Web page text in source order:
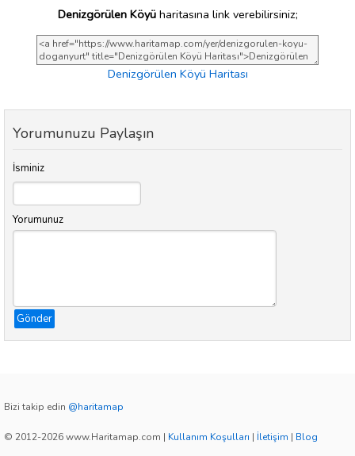
Denizgörülen Köyüharitasına link verebilirsiniz;
Denizgörülen Köyü Haritası
Yorumunuzu Paylaşın
İsminiz
Yorumunuz
Gönder
Bizi takip edin @haritamap
© 2012-2026 www.Haritamap.com | Kullanım Koşulları | İletişim | Blog